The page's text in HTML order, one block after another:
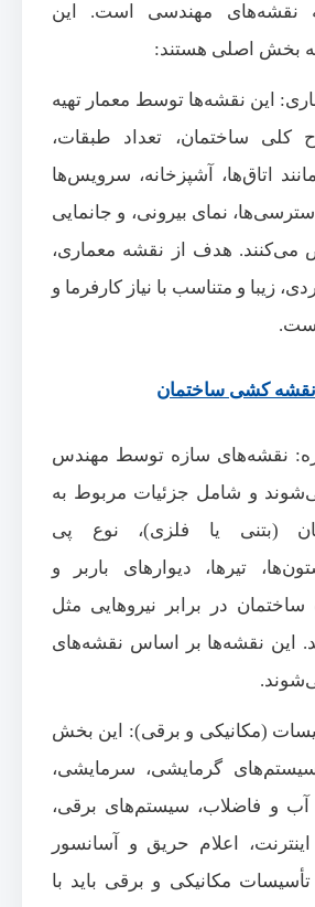
نقشه‌های مهندسی است. این
بخش اصلی هستند:
این نقشه‌ها توسط معمار تهیه
ساختمان، تعداد طبقات،
اتاق‌ها، آشپزخانه، سرویس‌ها
نمای بیرونی، و جانمایی
هدف از نقشه معماری،
زیبا و متناسب با نیاز کارفرما و
نقشه کشی ساختمان
نقشه‌های سازه توسط مهندس
و شامل جزئیات مربوط به
(بتنی یا فلزی)، نوع پی
تیرها، دیوارهای باربر و
در برابر نیروهایی مثل
این نقشه‌ها بر اساس نقشه‌های
(مکانیکی و برقی): این بخش
گرمایشی، سرمایشی،
آب و فاضلاب، سیستم‌های برقی،
اعلام حریق و آسانسور
مکانیکی و برقی باید با